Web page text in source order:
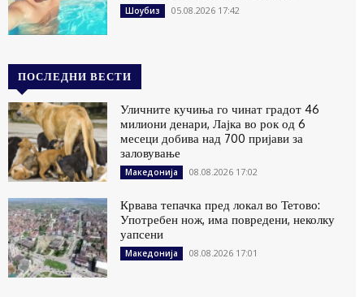
Шоубиз 05.08.2026 17:42
ПОСЛЕДНИ ВЕСТИ
Уличните кучиња го чинат градот 46
милиони денари, Лајка во рок од 6
месеци добива над 700 пријави за
заловување
Македонија 08.08.2026 17:02
Крвава тепачка пред локал во Тетово:
Употребен нож, има повредени, неколку
уапсени
Македонија 08.08.2026 17:01